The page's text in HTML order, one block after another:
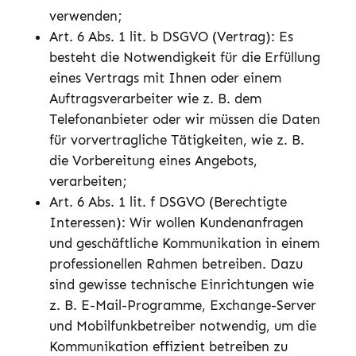
verwenden;
Art. 6 Abs. 1 lit. b DSGVO (Vertrag): Es
besteht die Notwendigkeit für die Erfüllung
eines Vertrags mit Ihnen oder einem
Auftragsverarbeiter wie z. B. dem
Telefonanbieter oder wir müssen die Daten
für vorvertragliche Tätigkeiten, wie z. B.
die Vorbereitung eines Angebots,
verarbeiten;
Art. 6 Abs. 1 lit. f DSGVO (Berechtigte
Interessen): Wir wollen Kundenanfragen
und geschäftliche Kommunikation in einem
professionellen Rahmen betreiben. Dazu
sind gewisse technische Einrichtungen wie
z. B. E-Mail-Programme, Exchange-Server
und Mobilfunkbetreiber notwendig, um die
Kommunikation effizient betreiben zu